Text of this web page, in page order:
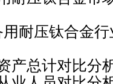
钛合金行
计对比分